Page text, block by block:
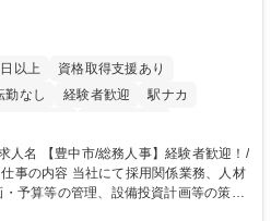
以上
資格取得支援あり
勤なし 経験者歓迎
駅ナカ
助あり 食事補助あり
予算等の管理、設備投資計画等の策
、経営の根幹となる幅広い総務人事業